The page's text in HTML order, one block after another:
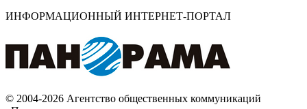
ИНФОРМАЦИОННЫЙ ИНТЕРНЕТ-ПОРТАЛ
© 2004-2026 Агентство общественных коммуникаций